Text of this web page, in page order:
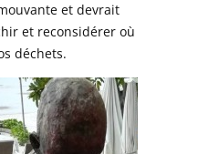
et devrait
et reconsidérer où
déchets.